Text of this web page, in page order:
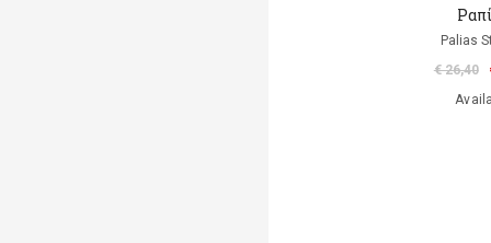
Palias
€ 26,40